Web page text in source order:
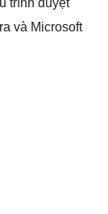
trình duyệt
và Microsoft